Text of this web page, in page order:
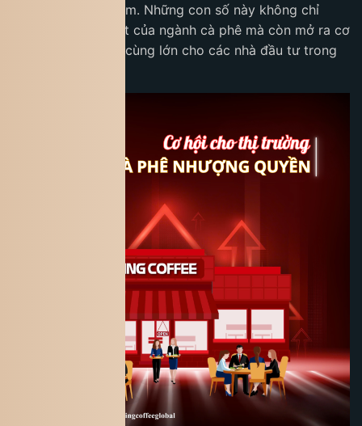
khoảng 8% mỗi năm. Những con số này không chỉ
khẳng định sức hút của ngành cà phê mà còn mở ra cơ
hội kinh doanh vô cùng lớn cho các nhà đầu tư trong